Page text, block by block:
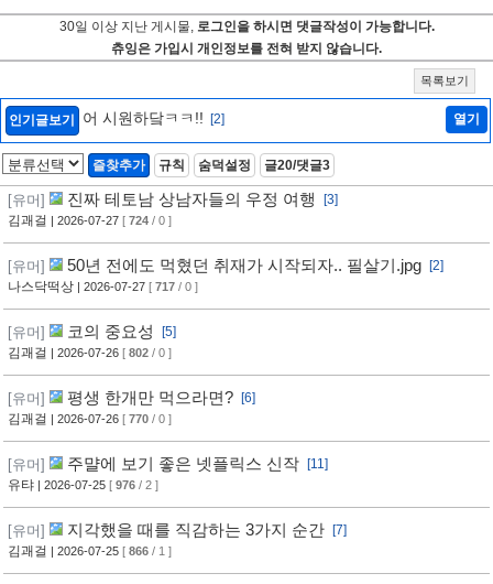
30일 이상 지난 게시물, 로그인을 하시면 댓글작성이 가능합니다.
츄잉은 가입시 개인정보를 전혀 받지 않습니다.
목록보기
인기글보기 어 시원하닼ㅋㅋ!! [2] 열기
즐찾추가 규칙 숨덕설정 글20/댓글3
[유머] 진짜 테토남 상남자들의 우정 여행
[3]
김괘걸
| 2026-07-27 [ 724 / 0 ]
[유머] 50년 전에도 먹혔던 취재가 시작되자.. 필살기.jpg
[2]
나스닥떡상 | 2026-07-27 [ 717 / 0 ]
[유머] 코의 중요성
[5]
김괘걸
| 2026-07-26 [ 802 / 0 ]
[유머] 평생 한개만 먹으라면?
[6]
김괘걸
| 2026-07-26 [ 770 / 0 ]
[유머] 주먈에 보기 좋은 넷플릭스 신작
[11]
유탸 | 2026-07-25 [ 976 / 2 ]
[유머] 지각했을 때를 직감하는 3가지 순간
[7]
김괘걸
| 2026-07-25 [ 866 / 1 ]